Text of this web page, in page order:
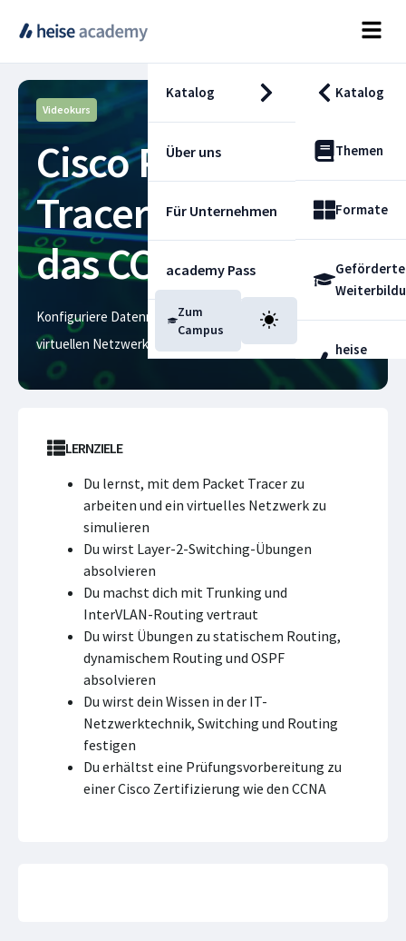
Katalog Katalog
Themen
Formate
Geförderte
heise
Über uns
Für Unternehmen
academy Pass
Blog
Zum
Campus
Videokurs
Cisco Packet
Tracer Labs für
das CCNA-Studium
Konfiguriere Datennetzprotokolle und -betriebe in einem
virtuellen Netzwerk
LERNZIELE
Du lernst, mit dem Packet Tracer zu
arbeiten und ein virtuelles Netzwerk zu
simulieren
Du wirst Layer-2-Switching-Übungen
absolvieren
Du machst dich mit Trunking und
InterVLAN-Routing vertraut
Du wirst Übungen zu statischem Routing,
dynamischem Routing und OSPF
absolvieren
Du wirst dein Wissen in der IT-
Netzwerktechnik, Switching und Routing
festigen
Du erhältst eine Prüfungsvorbereitung zu
einer Cisco Zertifizierung wie den CCNA